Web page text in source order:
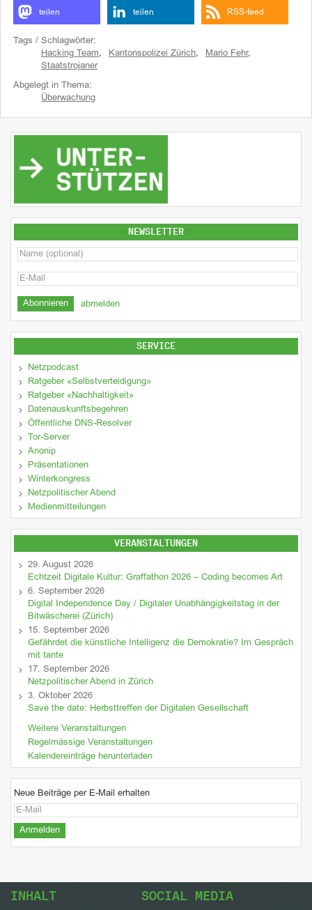
teilen teilen RSS-feed
Tags / Schlagwörter:
Hacking Team, Kantonspolizei Zürich, Mario Fehr,
Staatstrojaner
Abgelegt in Thema:
Überwachung
NEWSLETTER
abmelden
SERVICE
Netzpodcast
Ratgeber «Selbstverteidigung»
Ratgeber «Nachhaltigkeit»
Datenauskunftsbegehren
Öffentliche DNS-Resolver
Tor-Server
Anonip
Präsentationen
Winterkongress
Netzpolitischer Abend
Medienmitteilungen
VERANSTALTUNGEN
29. August 2026
Echtzeit Digitale Kultur: Graffathon 2026 – Coding becomes Art
6. September 2026
Digital Independence Day / Digitaler Unabhängigkeitstag in der
Bitwäscherei (Zürich)
15. September 2026
Gefährdet die künstliche Intelligenz die Demokratie? Im Gespräch
mit tante
17. September 2026
Netzpolitischer Abend in Zürich
3. Oktober 2026
Save the date: Herbsttreffen der Digitalen Gesellschaft
Weitere Veranstaltungen
Regelmässige Veranstaltungen
Kalendereinträge herunterladen
Neue Beiträge per E-Mail erhalten
INHALT SOCIAL MEDIA